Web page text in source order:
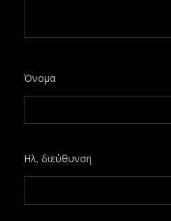
Όνομα
Ηλ. διεύθυνση